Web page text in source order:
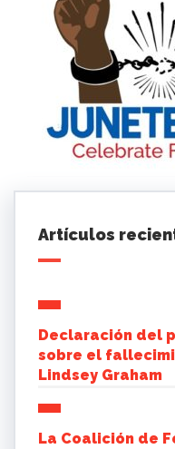
Artículos
Declaración del
sobre el
Lindsey Graham
La Coalición de